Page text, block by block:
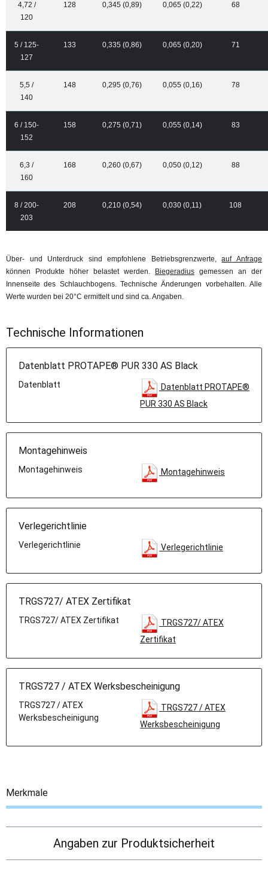
4,72 /
120
128 0,345 (0,89) 0,065 (0,22) 68
5 / 125-
127
133 0,335 (0,86) 0,065 (0,20) 71
5,5 /
140
148 0,295 (0,76) 0,055 (0,16) 78
6 / 150-
152
158 0,275 (0,71) 0,055 (0,14) 83
6,3 /
160
168 0,260 (0,67) 0,050 (0,12) 88
8 / 200-
203
208 0,210 (0,54) 0,030 (0,11) 108
Über- und Unterdruck sind empfohlene Betriebsgrenzwerte,auf Anfrage
können Produkte höher belastet werden. Biegeradius gemessen an der
Innenseite des Schlauchbogens. Technische Änderungen vorbehalten. Alle
Werte wurden bei 20°C ermittelt und sind ca. Angaben.
Technische Informationen
Datenblatt PROTAPE® PUR 330 AS Black
Datenblatt
Datenblatt PROTAPE®
PUR 330 AS Black
Montagehinweis
Montagehinweis Montagehinweis
Verlegerichtlinie
Verlegerichtlinie Verlegerichtlinie
TRGS727/ ATEX Zertifikat
TRGS727/ ATEX Zertifikat
TRGS727/ ATEX
Zertifikat
TRGS727 / ATEX Werksbescheinigung
TRGS727 / ATEX
Werksbescheinigung
TRGS727 / ATEX
Werksbescheinigung
Merkmale
Angaben zur Produktsicherheit